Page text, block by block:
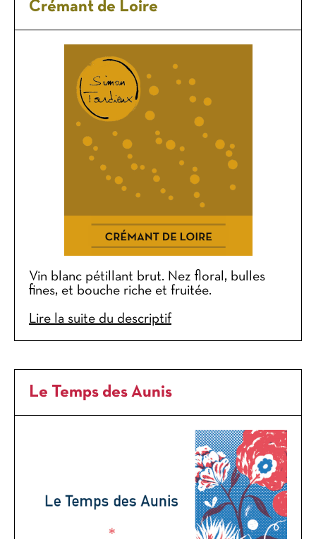
Crémant de Loire
Vin blanc pétillant brut. Nez floral, bulles
fines, et bouche riche et fruitée.
Lire la suite du descriptif
Le Temps des Aunis